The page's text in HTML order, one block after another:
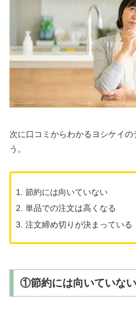
次に口コミからわかるヨシケイ
う。
節約には向いていない
単品での注文は高くなる
注文締め切りが決まっている
①節約には向いていない